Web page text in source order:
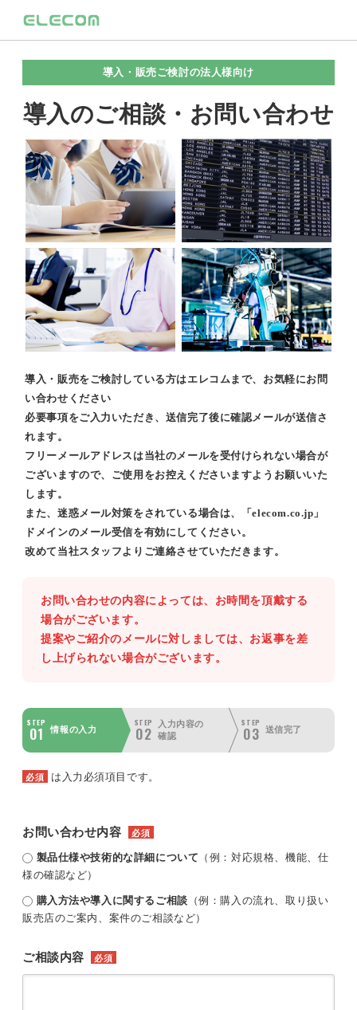
導入・販売ご検討の法人様向け
導入のご相談・お問い合わせ
導入・販売をご検討している方はエレコムまで、お気軽にお問
い合わせください
必要事項をご入力いただき、送信完了後に確認メールが送信さ
れます。
フリーメールアドレスは当社のメールを受付けられない場合が
ございますので、ご使用をお控えくださいますようお願いいた
します。
また、迷惑メール対策をされている場合は、「elecom.co.jp」
ドメインのメール受信を有効にしてください。
改めて当社スタッフよりご連絡させていただきます。
お問い合わせの内容によっては、お時間を頂戴する
場合がございます。
提案やご紹介のメールに対しましては、お返事を差
し上げられない場合がございます。
STEP
01 情報の入力
STEP
02
入力内容の
確認
STEP
03 送信完了
必須 は入力必須項目です。
お問い合わせ内容 必須
製品仕様や技術的な詳細について （例：対応規格、機能、仕
様の確認など）
購入方法や導入に関するご相談 （例：購入の流れ、取り扱い
販売店のご案内、案件のご相談など）
ご相談内容 必須